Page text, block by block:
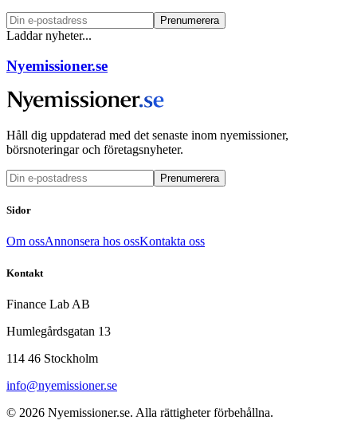
Prenumerera
Laddar nyheter...
Nyemissioner.se
Håll dig uppdaterad med det senaste inom nyemissioner,
börsnoteringar och företagsnyheter.
Prenumerera
Sidor
Om ossAnnonsera hos ossKontakta oss
Kontakt
Finance Lab AB
Humlegårdsgatan 13
114 46 Stockholm
info@nyemissioner.se
© 2026 Nyemissioner.se. Alla rättigheter förbehållna.